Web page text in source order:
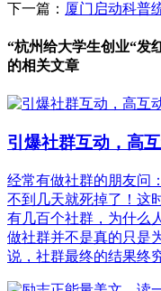
下一篇： 厦门启动科普
“杭州给大学生创业“发
的相关文章
引爆社群互动，高
经常有做社群的朋友问
不到几天就死掉了！这
有几百个社群，为什么
做社群并不是真的只是
说，社群最终的结果终